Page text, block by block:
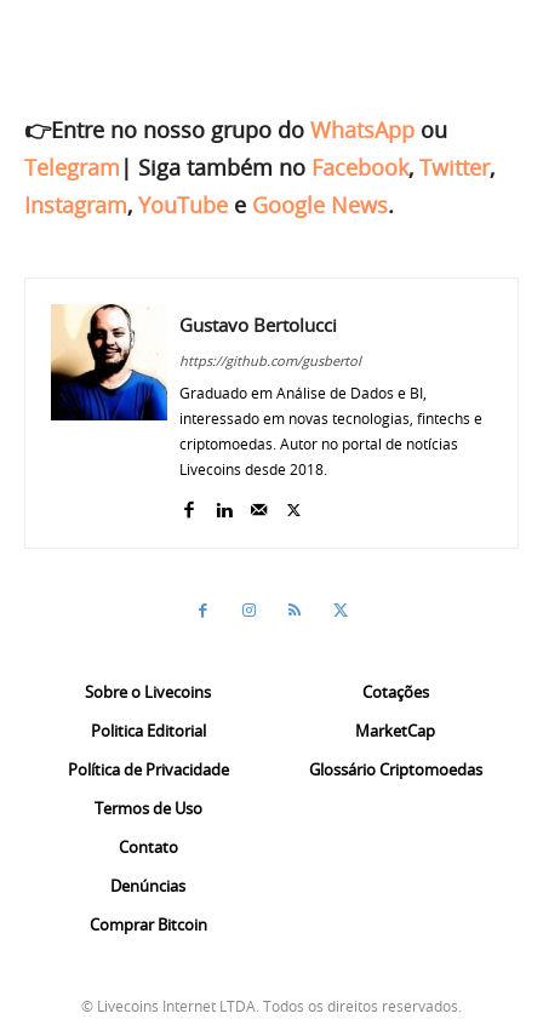
👉Entre no nosso grupo do WhatsApp ou
Telegram | Siga também no Facebook, Twitter,
Instagram, YouTube e Google News.
Gustavo Bertolucci
https://github.com/gusbertol
Graduado em Análise de Dados e BI,
interessado em novas tecnologias, fintechs e
criptomoedas. Autor no portal de notícias
Livecoins desde 2018.
Sobre o Livecoins
Politica Editorial
Política de Privacidade
Termos de Uso
Contato
Denúncias
Comprar Bitcoin
Cotações
MarketCap
Glossário Criptomoedas
© Livecoins Internet LTDA. Todos os direitos reservados.